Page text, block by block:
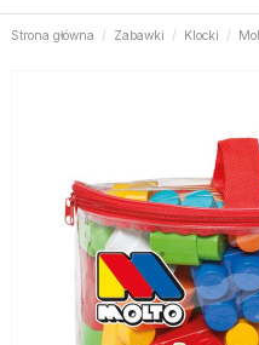
Strona główna Zabawki Klocki